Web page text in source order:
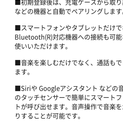
などの機器と自動でペアリングします
■スマートフォンやタブレットだけ
Bluetooth(R)対応機器への接続も可
使いいただけます。
■音楽を楽しむだけでなく、通話も
ます。
■Siriや Googleアシスタント などの
のタッチセンサーで簡単にスマート
トが呼び出せます。音声操作で音楽
りすることが可能です。